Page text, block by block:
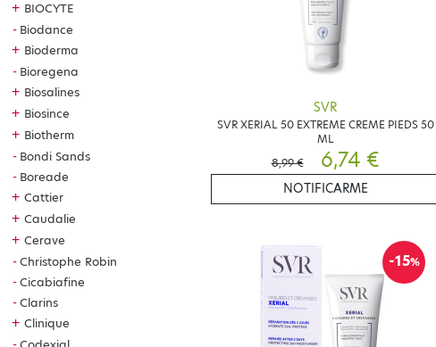
+ BIOCYTE
Biodance
+ Bioderma
Bioregena
+ Biosalines
+ Biosince
+ Biotherm
Bondi Sands
Boreade
+ Cattier
+ Caudalie
+ Cerave
Christophe Robin
Cicabiafine
Clarins
+ Clinique
SVR
SVR XERIAL 50 EXTREME CREME PIEDS 50
ML
8,99 €
6,74 €
NOTIFICARME
-15%